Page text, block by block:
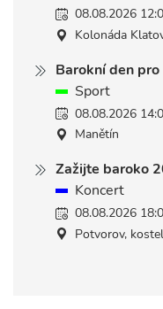
08.08.2026
Kolonáda
Barokní den
Sport
08.08.2026
Manětín
Zažijte baroko
Koncert
08.08.2026
Potvorov,